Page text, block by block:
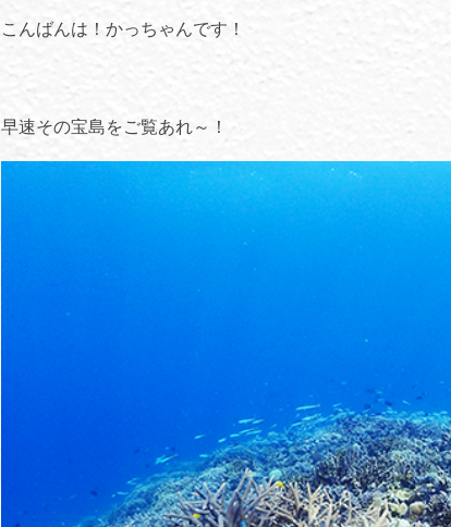
こんばんは！かっちゃんです！
早速その宝島をご覧あれ～！